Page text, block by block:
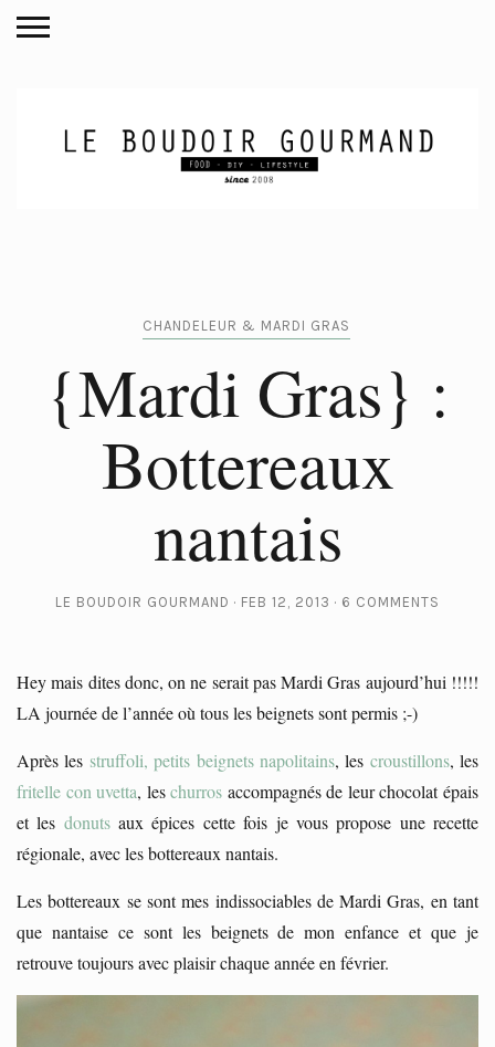
CHANDELEUR & MARDI GRAS
{Mardi Gras} :
Bottereaux
nantais
LE BOUDOIR GOURMAND FEB 12, 2013 6 COMMENTS
Hey mais dites donc, on ne serait pas Mardi Gras aujourd’hui !!!!!
LA journée de l’année où tous les beignets sont permis ;-)
Après les struffoli, petits beignets napolitains, les croustillons, les
fritelle con uvetta, leschurros accompagnés de leur chocolat épais
et les donutsaux épices cette fois je vous propose une recette
régionale, avec les bottereaux nantais.
Les bottereaux se sont mes indissociables de Mardi Gras, en tant
que nantaise ce sont les beignets de mon enfance et que je
retrouve toujours avec plaisir chaque année en février.